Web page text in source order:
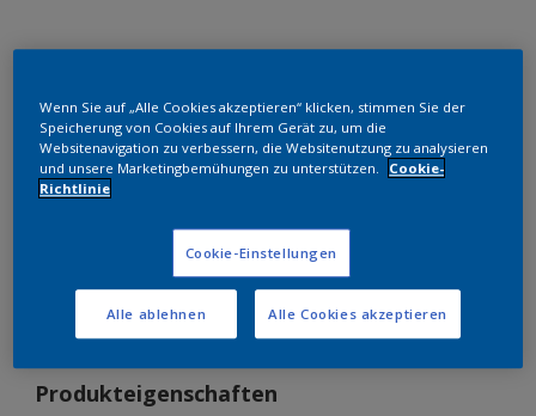
Black
MW377I
Muster bestellen
Bestellen Sie direkt im Webshop
Produkteigenschaften
Wenn Sie auf „Alle Cookies akzeptieren“ klicken, stimmen Sie der
Speicherung von Cookies auf Ihrem Gerät zu, um die
Websitenavigation zu verbessern, die Websitenutzung zu analysieren
und unsere Marketingbemühungen zu unterstützen.
Cookie-
Richtlinie
Cookie-Einstellungen
Alle ablehnen Alle Cookies akzeptieren